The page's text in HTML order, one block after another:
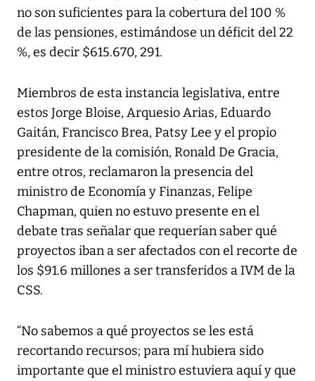
no son suficientes para la cobertura del 100 %
de las pensiones, estimándose un déficit del 22
%, es decir $615.670, 291.
Miembros de esta instancia legislativa, entre
estos Jorge Bloise, Arquesio Arias, Eduardo
Gaitán, Francisco Brea, Patsy Lee y el propio
presidente de la comisión, Ronald De Gracia,
entre otros, reclamaron la presencia del
ministro de Economía y Finanzas, Felipe
Chapman, quien no estuvo presente en el
debate tras señalar que requerían saber qué
proyectos iban a ser afectados con el recorte de
los $91.6 millones a ser transferidos a IVM de la
CSS.
“No sabemos a qué proyectos se les está
recortando recursos; para mí hubiera sido
importante que el ministro estuviera aquí y que